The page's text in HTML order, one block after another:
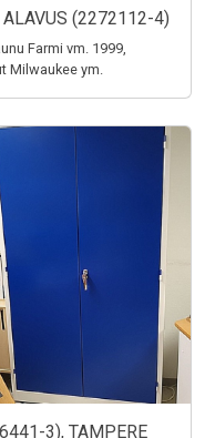
(2272112-4)
Farmi vm. 1999,
Milwaukee ym.
3), TAMPERE